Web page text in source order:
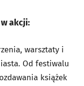
akcji:
warsztaty i
Od festiwalu
książek